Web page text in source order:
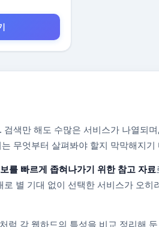
색만 해도 수많은 서비스가 나열되
무엇부터 살펴봐야 할지 막막해지기
를 빠르게 좁혀나가기 위한 참고 자료
별 기대 없이 선택한 서비스가 오히
각 웹하드의 특성을 비교 정리해